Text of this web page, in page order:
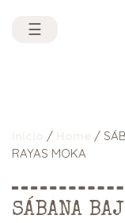
☰
/
/
RAYAS MOKA
SÁBANA